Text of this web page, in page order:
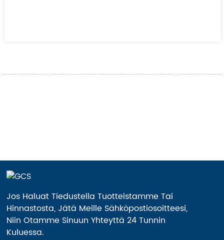
Jos Haluat Tiedustella Tuotteistamme Tai
Hinnastosta, Jätä Meille Sähköpostiosoitteesi,
Niin Otamme Sinuun Yhteyttä 24 Tunnin
Kuluessa.